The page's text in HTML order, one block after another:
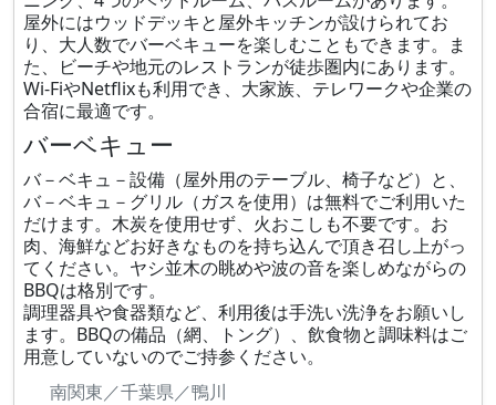
屋外にはウッドデッキと屋外キッチンが設けられてお
り、大人数でバーベキューを楽しむこともできます。ま
た、ビーチや地元のレストランが徒歩圏内にあります。
Wi-FiやNetflixも利用でき、大家族、テレワークや企業の
合宿に最適です。
バーベキュー
バ－ベキュ－設備（屋外用のテーブル、椅子など）と、
バ－ベキュ－グリル（ガスを使用）は無料でご利用いた
だけます。木炭を使用せず、火おこしも不要です。お
肉、海鮮などお好きなものを持ち込んで頂き召し上がっ
てください。ヤシ並木の眺めや波の音を楽しめながらの
BBQは格別です。
調理器具や食器類など、利用後は手洗い洗浄をお願いし
ます。BBQの備品（網、トング）、飲食物と調味料はご
用意していないのでご持参ください。
南関東／千葉県／鴨川